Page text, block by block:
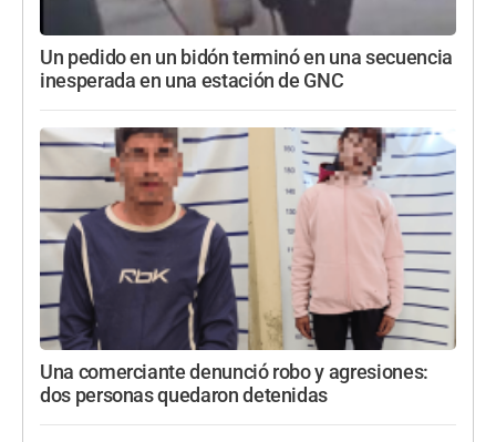
Un pedido en un bidón terminó en una secuencia
inesperada en una estación de GNC
Una comerciante denunció robo y agresiones:
dos personas quedaron detenidas